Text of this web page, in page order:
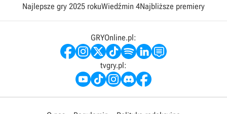
Najlepsze gry 2025 rokuWiedźmin 4Najbliższe premiery
GRYOnline.pl:
tvgry.pl: